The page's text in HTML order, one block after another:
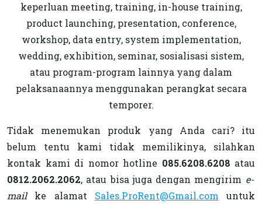
keperluan meeting, training, in-house training,
product launching, presentation, conference,
workshop, data entry, system implementation,
wedding, exhibition, seminar, sosialisasi sistem,
atau program-program lainnya yang dalam
pelaksanaannya menggunakan perangkat secara
temporer.
Tidak menemukan produk yang Anda cari? itu
belum tentu kami tidak memilikinya, silahkan
kontak kami di nomor hotline 085.6208.6208 atau
0812.2062.2062, atau bisa juga dengan mengirim e-
mailke alamat Sales.ProRent@Gmail.com untuk